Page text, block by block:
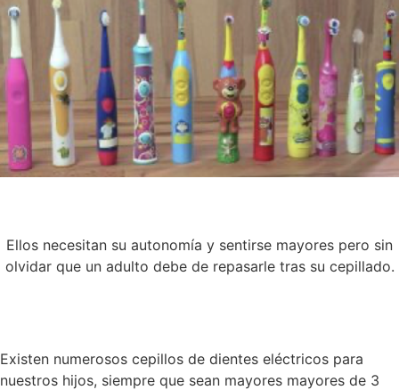
Ellos necesitan su autonomía y sentirse mayores pero sin
olvidar que un adulto debe de repasarle tras su cepillado.
Existen numerosos cepillos de dientes eléctricos para
nuestros hijos, siempre que sean mayores mayores de 3